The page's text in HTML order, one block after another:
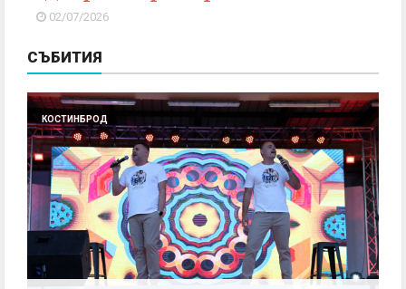
02/07/2026
СЪБИТИЯ
КОСТИНБРОД